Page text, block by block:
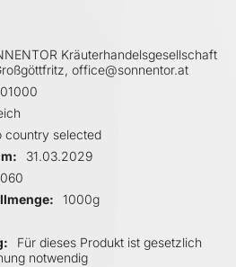
Kräuterhandelsgesellschaft
office@sonnentor.at
country selected
31.03.2029
1000g
Für dieses Produkt ist gesetzlich
notwendig